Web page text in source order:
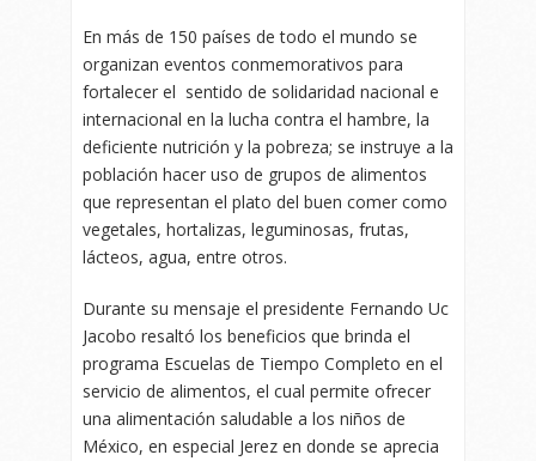
En más de 150 países de todo el mundo se
organizan eventos conmemorativos para
fortalecer el sentido de solidaridad nacional e
internacional en la lucha contra el hambre, la
deficiente nutrición y la pobreza; se instruye a la
población hacer uso de grupos de alimentos
que representan el plato del buen comer como
vegetales, hortalizas, leguminosas, frutas,
lácteos, agua, entre otros.
Durante su mensaje el presidente Fernando Uc
Jacobo resaltó los beneficios que brinda el
programa Escuelas de Tiempo Completo en el
servicio de alimentos, el cual permite ofrecer
una alimentación saludable a los niños de
México, en especial Jerez en donde se aprecia